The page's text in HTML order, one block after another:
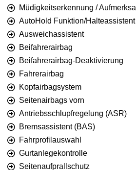
Müdigkeitserkennung /
AutoHold Funktion/Halteassistent
Ausweichassistent
Beifahrerairbag
Beifahrerairbag-Deaktivierung
Fahrerairbag
Kopfairbagsystem
Seitenairbags vorn
Antriebsschlupfregelung (ASR)
Bremsassistent (BAS)
Fahrprofilauswahl
Gurtanlegekontrolle
Seitenaufprallschutz